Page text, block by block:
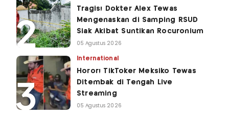
Tragis! Dokter Alex Tewas
Mengenaskan di Samping RSUD
Siak Akibat Suntikan Rocuronium
05 Agustus 2026
International
Horor! TikToker Meksiko Tewas
Ditembak di Tengah Live
Streaming
05 Agustus 2026